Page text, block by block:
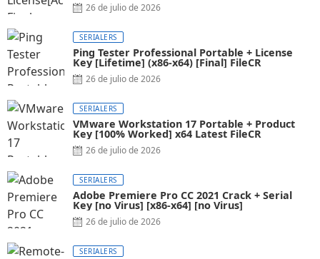
26 de julio de 2026
SERIALERS
Ping Tester Professional Portable + License
Key [Lifetime] (x86-x64) [Final] FileCR
26 de julio de 2026
SERIALERS
VMware Workstation 17 Portable + Product
Key [100% Worked] x64 Latest FileCR
26 de julio de 2026
SERIALERS
Adobe Premiere Pro CC 2021 Crack + Serial
Key [no Virus] [x86-x64] [no Virus]
26 de julio de 2026
SERIALERS